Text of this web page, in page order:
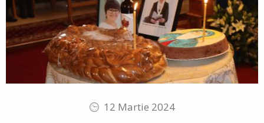
12 Martie 2024